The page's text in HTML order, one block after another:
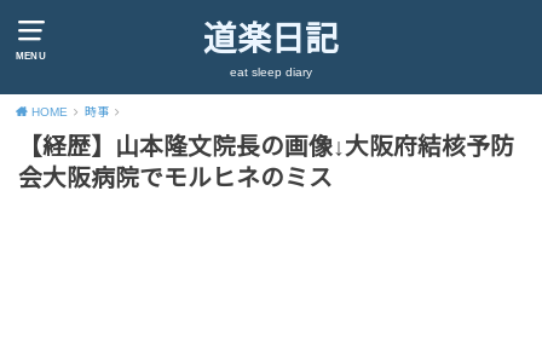
MENU 道楽日記
eat sleep diary
HOME 時事
【経歴】山本隆文院長の画像↓大阪府結核予防
会大阪病院でモルヒネのミス